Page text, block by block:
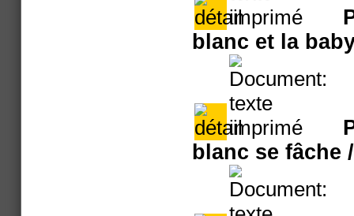
blanc et la
blanc se fâche